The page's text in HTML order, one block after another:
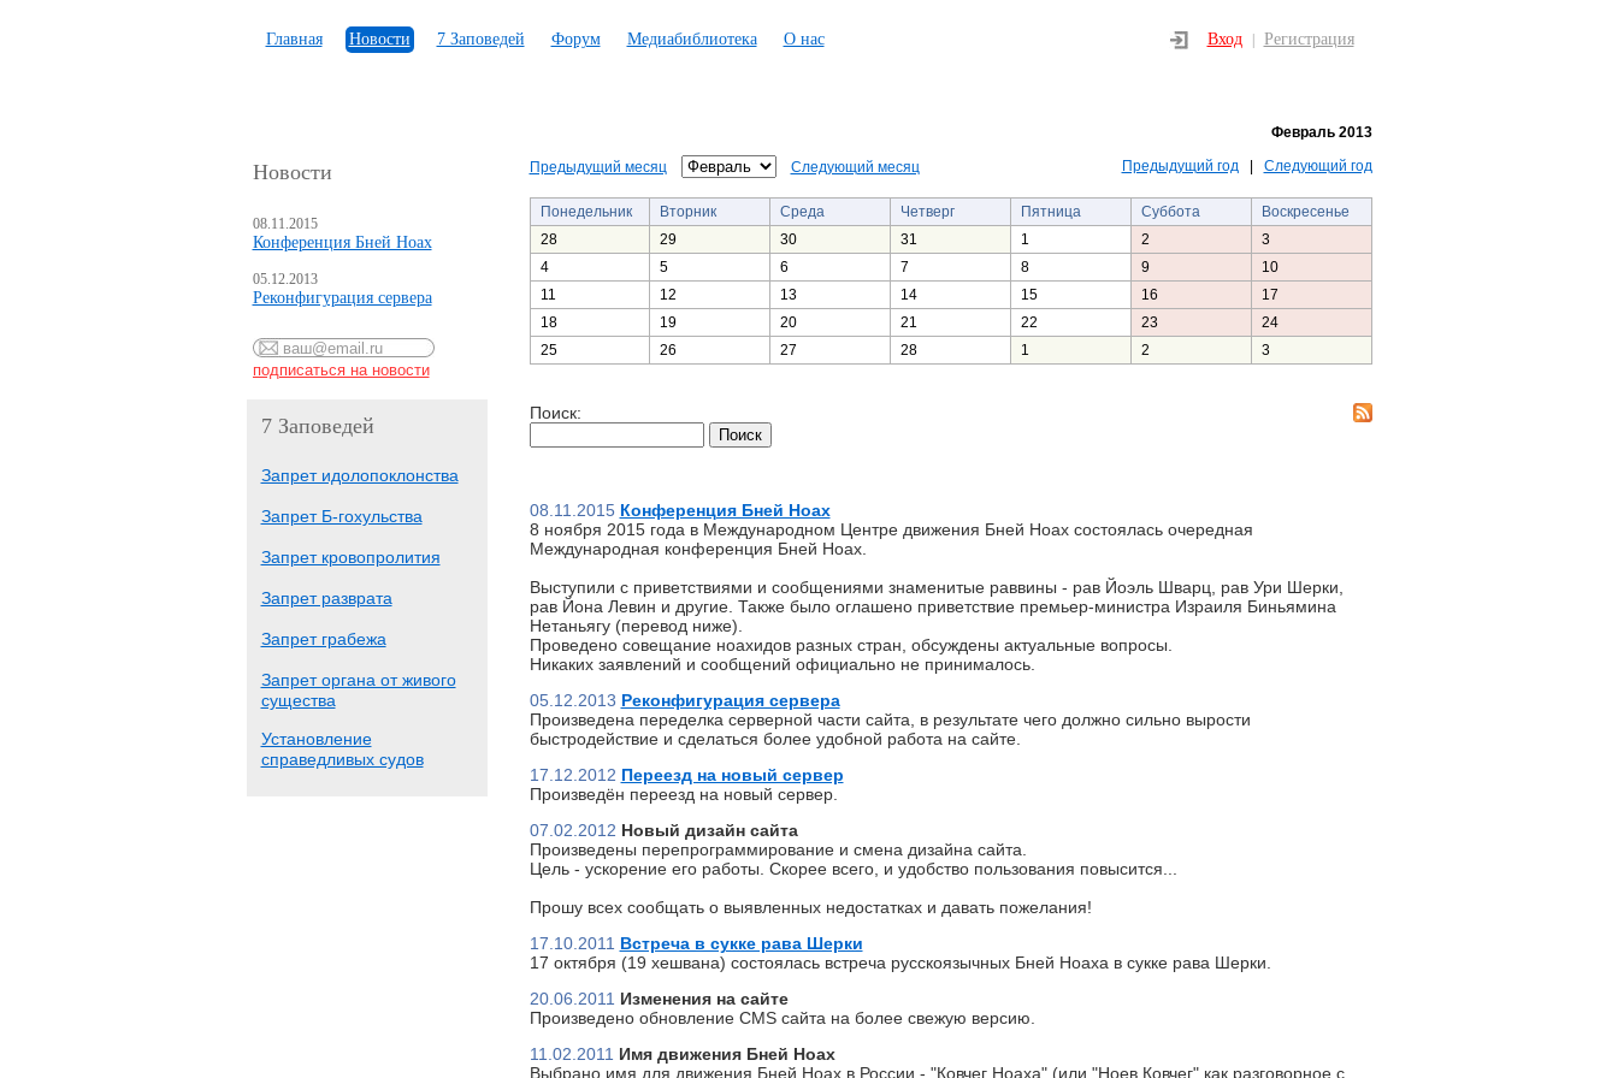
Главная Новости 7 Заповедей Форум Медиабиблиотека О нас Вход Регистрация
Новости
08.11.2015
Конференция Бней Ноах
05.12.2013
Реконфигурация сервера
7 Заповедей
Запрет идолопоклонства
Запрет Б-гохульства
Запрет кровопролития
Запрет разврата
Запрет грабежа
Запрет органа от живого
существа
Установление
справедливых судов
Февраль 2013
Предыдущий месяц Следующий месяц Предыдущий год| Следующий год
Понедельник Вторник Среда Четверг Пятница Суббота
Воскресенье
28
29 30 31 1 2
3
4
5 6 7 8 9
10
11
12 13 14 15 16
17
18
19 20 21 22 23
24
25
26 27 28 1 2 3
Поиск:
08.11.2015 Конференция Бней Ноах
8 ноября 2015 года в Международном Центре движения Бней Ноах состоялась очередная
Международная конференция Бней Ноах.
Выступили с приветствиями и сообщениями знаменитые раввины - рав Йоэль Шварц, рав Ури Шерки,
рав Йона Левин и другие. Также было оглашено приветствие премьер-министра Израиля Биньямина
Нетаньягу (перевод ниже).
Проведено совещание ноахидов разных стран, обсуждены актуальные вопросы.
Никаких заявлений и сообщений официально не принималось.
05.12.2013 Реконфигурация сервера
Произведена переделка серверной части сайта, в результате чего должно сильно вырости
быстродействие и сделаться более удобной работа на сайте.
17.12.2012 Переезд на новый сервер
Произведён переезд на новый сервер.
07.02.2012 Новый дизайн сайта
Произведены перепрограммирование и смена дизайна сайта.
Цель - ускорение его работы. Скорее всего, и удобство пользования повысится...
Прошу всех сообщать о выявленных недостатках и давать пожелания!
17.10.2011 Встреча в сукке рава Шерки
17 октября (19 хешвана) состоялась встреча русскоязычных Бней Ноаха в сукке рава Шерки.
20.06.2011 Изменения на сайте
Произведено обновление CMS сайта на более свежую версию.
11.02.2011 Имя движения Бней Ноах
Выбрано имя для движения Бней Ноах в России - "Ковчег Ноаха" (или "Ноев Ковчег" как разговорное с